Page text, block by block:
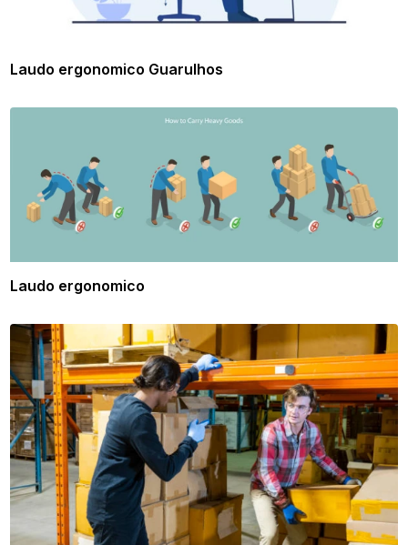
Laudo ergonomico Guarulhos
Laudo ergonomico